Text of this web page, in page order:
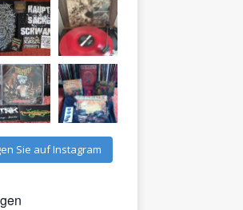
Sie auf Instagram